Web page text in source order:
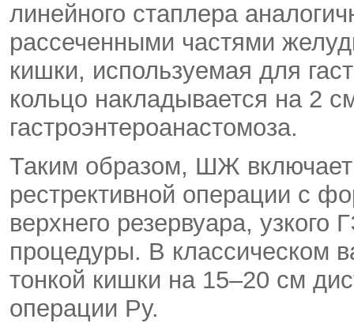
линейного стаплера
рассеченными частями
кишки, используемая для
кольцо накладывается на 2
гастроэнтероанастомоза.
Таким образом, ШЖ включает
рестрективной операции с
верхнего резервуара,
процедуры. В классическом
тонкой кишки на 15–20 см
операции Ру.